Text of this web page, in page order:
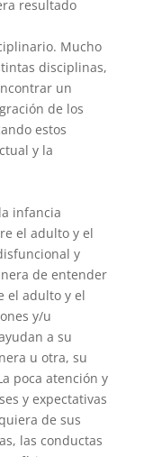
resultado
Mucho
disciplinas,
un
de los
estos
y la
infancia
el adulto y el
y
de entender
el adulto y el
y/u
a su
u otra, su
poca atención y
y expectativas
de sus
las conductas